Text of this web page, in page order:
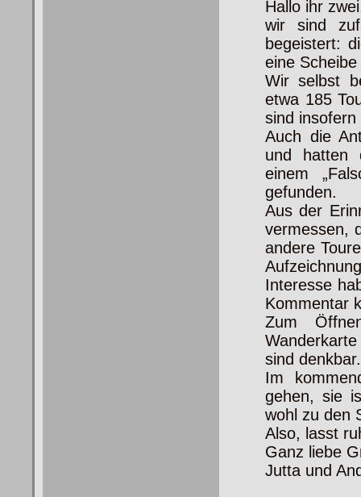
Hallo ihr
wir sind
begeistert:
eine
Wir selbst
etwa 185
sind
Auch die
und hatten
einem
gefunden.
Aus der
vermessen,
andere
Interesse
Kommentar
Zum
sind denkbar.
Im
gehen, sie
wohl zu den
Also, lasst
Ganz liebe
Jutta und